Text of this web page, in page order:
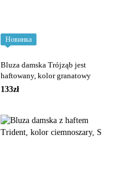
Новинка
Bluza damska Trójząb jest
haftowany, kolor granatowy
133zł